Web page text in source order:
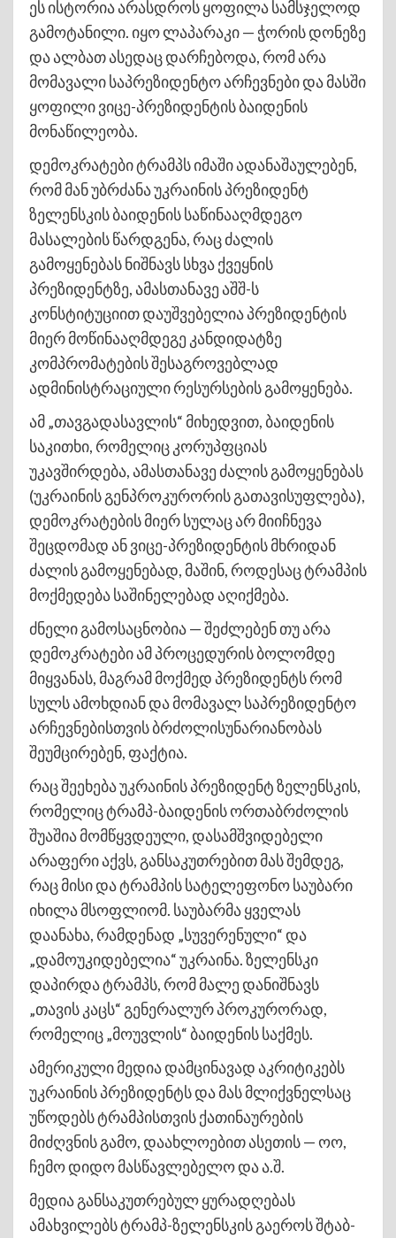
ეს ისტორია არასდროს ყოფილა სამსჯელოდ
გამოტანილი. იყო ლაპარაკი — ჭორის დონეზე
და ალბათ ასედაც დარჩებოდა, რომ არა
მომავალი საპრეზიდენტო არჩევნები და მასში
ყოფილი ვიცე-პრეზიდენტის ბაიდენის
მონაწილეობა.
დემოკრატები ტრამპს იმაში ადანაშაულებენ,
რომ მან უბრძანა უკრაინის პრეზიდენტ
ზელენსკის ბაიდენის საწინააღმდეგო
მასალების წარდგენა, რაც ძალის
გამოყენებას ნიშნავს სხვა ქვეყნის
პრეზიდენტზე, ამასთანავე აშშ-ს
კონსტიტუციით დაუშვებელია პრეზიდენტის
მიერ მოწინააღმდეგე კანდიდატზე
კომპრომატების შესაგროვებლად
ადმინისტრაციული რესურსების გამოყენება.
ამ „თავგადასავლის“ მიხედვით, ბაიდენის
საკითხი, რომელიც კორუპფციას
უკავშირდება, ამასთანავე ძალის გამოყენებას
(უკრაინის გენპროკურორის გათავისუფლება),
დემოკრატების მიერ სულაც არ მიიჩნევა
შეცდომად ან ვიცე-პრეზიდენტის მხრიდან
ძალის გამოყენებად, მაშინ, როდესაც ტრამპის
მოქმედება საშინელებად აღიქმება.
ძნელი გამოსაცნობია — შეძლებენ თუ არა
დემოკრატები ამ პროცედურის ბოლომდე
მიყვანას, მაგრამ მოქმედ პრეზიდენტს რომ
სულს ამოხდიან და მომავალ საპრეზიდენტო
არჩევნებისთვის ბრძოლისუნარიანობას
შეუმცირებენ, ფაქტია.
რაც შეეხება უკრაინის პრეზიდენტ ზელენსკის,
რომელიც ტრამპ-ბაიდენის ორთაბრძოლის
შუაშია მომწყვდეული, დასამშვიდებელი
არაფერი აქვს, განსაკუთრებით მას შემდეგ,
რაც მისი და ტრამპის სატელეფონო საუბარი
იხილა მსოფლიომ. საუბარმა ყველას
დაანახა, რამდენად „სუვერენული“ და
„დამოუკიდებელია“ უკრაინა. ზელენსკი
დაპირდა ტრამპს, რომ მალე დანიშნავს
„თავის კაცს“ გენერალურ პროკურორად,
რომელიც „მოუვლის“ ბაიდენის საქმეს.
ამერიკული მედია დამცინავად აკრიტიკებს
უკრაინის პრეზიდენტს და მას მლიქვნელსაც
უწოდებს ტრამპისთვის ქათინაურების
მიძღვნის გამო, დაახლოებით ასეთის — ოო,
ჩემო დიდო მასწავლებელო და ა.შ.
მედია განსაკუთრებულ ყურადღებას
ამახვილებს ტრამპ-ზელენსკის გაეროს შტაბ-